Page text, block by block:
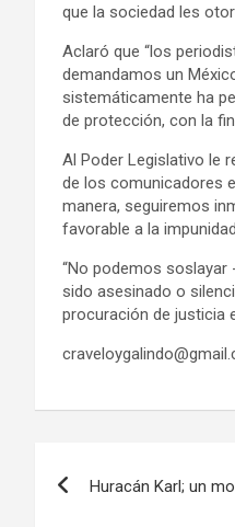
que la sociedad les
Aclaró que “los
demandamos un
sistemáticamente ha
de protección, con la
Al Poder Legislativo le
de los comunicadores
manera, seguiremos
favorable a la
“No podemos soslayar
sido asesinado o
procuración de justicia
Huracán Karl; un